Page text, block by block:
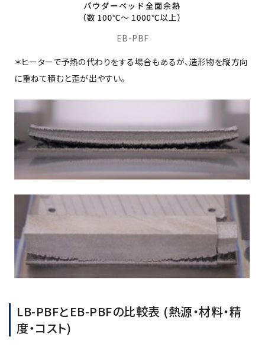
EB-PBF
＊ヒーターで予熱の代わりをする場合もあるが、造形物を縦方向
に重ねて積むと歪が出やすい。
LB-PBFとEB-PBFの比較表 (熱源・材料・精
度・コスト)